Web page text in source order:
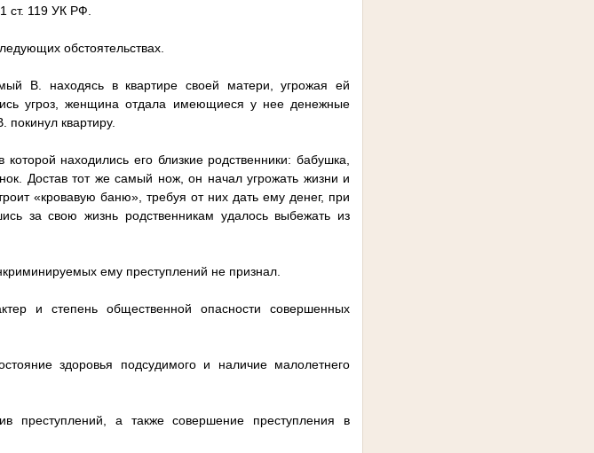
ст. 119 УК РФ.
обстоятельствах.
В. находясь в квартире своей матери, угрожая ей
угроз, женщина отдала имеющиеся у нее денежные
квартиру.
находились его близкие родственники: бабушка,
Достав тот же самый нож, он начал угрожать жизни и
«кровавую баню», требуя от них дать ему денег, при
за свою жизнь родственникам удалось выбежать из
ему преступлений не признал.
и степень общественной опасности совершенных
здоровья подсудимого и наличие малолетнего
преступлений, а также совершение преступления в